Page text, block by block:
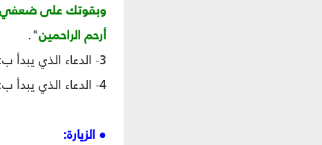
وبقوتك على ضعفي،
أرحم الراحمين".
3- الدعاء الذي يبدأ ب: "
4- الدعاء الذي يبدأ ب: "
● الزيارة: